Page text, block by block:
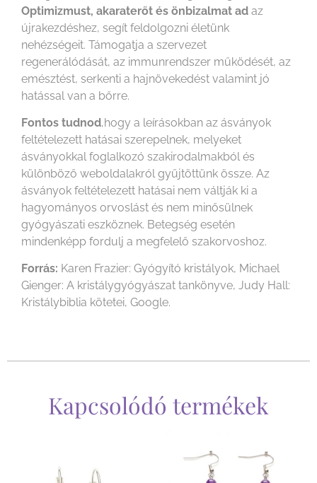
Optimizmust, akaraterőt és önbizalmat ad az
újrakezdéshez, segít feldolgozni életünk
nehézségeit. Támogatja a szervezet
regenerálódását, az immunrendszer működését, az
emésztést, serkenti a hajnövekedést valamint jó
hatással van a bőrre.
Fontos tudnod,hogy a leírásokban az ásványok
feltételezett hatásai szerepelnek, melyeket
ásványokkal foglalkozó szakirodalmakból és
különböző weboldalakról gyűjtöttünk össze. Az
ásványok feltételezett hatásai nem váltják ki a
hagyományos orvoslást és nem minősülnek
gyógyászati eszköznek. Betegség esetén
mindenképp fordulj a megfelelő szakorvoshoz.
Forrás: Karen Frazier: Gyógyító kristályok, Michael
Gienger: A kristálygyógyászat tankönyve, Judy Hall:
Kristálybiblia kötetei, Google.
Kapcsolódó termékek